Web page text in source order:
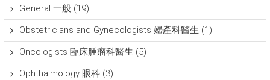
General 一般(19)
Obstetricians and Gynecologists 婦產科醫生 (1)
Oncologists 臨床腫瘤科醫生 (5)
Ophthalmology 眼科(3)